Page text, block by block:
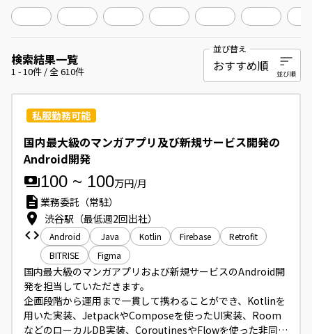
検索結果一覧
1 -10件 / 全610件
並び替え
私服勤務可能
国内最大級のマンガアプリ及び新規サービス開発の
Android開発
100 ~ 100万円/月
業務委託（常駐）
渋谷駅（最低週2回出社）
Android Java Kotlin Firebase
Retrofit
BITRISE
Figma
国内最大級のマンガアプリおよび新規サービスのAndroid開
発を担当していただきます。
企画段階から運用まで一貫して携わることができ、Kotlinを
用いた実装、JetpackやComposeを使ったUI実装、Room
などのローカルDB実装、CoroutinesやFlowを使った非同期